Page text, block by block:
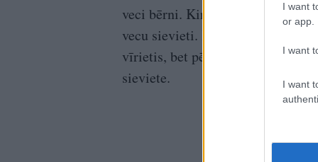
I want
or app.
I want
I want
veci bērni. Kirikovkas kopienā
vecu sievieti. Krasnopoles
vīrietis, bet pēc aviobumbas
sieviete.